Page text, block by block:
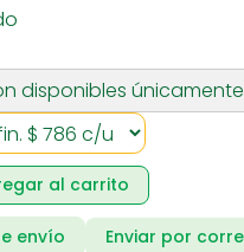
NIÑOS
disponibles
al carrito
envío Enviar por